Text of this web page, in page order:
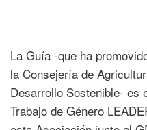
La Guía -que ha
la Consejería de
Desarrollo Sostenible- es
Trabajo de Género